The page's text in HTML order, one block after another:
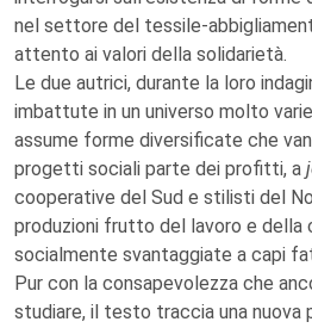
nel settore del tessile-
attento ai valori della solidarietà.
Le due autrici, durante la loro
imbattute in un universo molto
assume forme diversificate che
progetti sociali parte dei profitti, a
cooperative del Sud e stilisti del
produzioni frutto del lavoro e della
socialmente svantaggiate a capi
Pur con la consapevolezza che
studiare, il testo traccia una nuova